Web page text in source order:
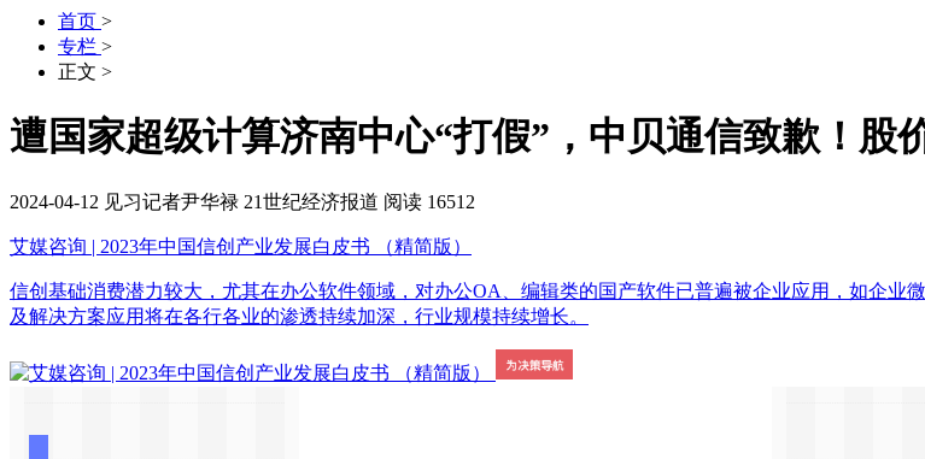
首页 >
专栏 >
正文 >
遭国家超级计算济南中心“打假”，中贝通信致歉！股
2024-04-12 见习记者尹华禄 21世纪经济报道 阅读 16512
艾媒咨询 | 2023年中国信创产业发展白皮书 （精简版）
信创基础消费潜力较大，尤其在办公软件领域，对办公OA、编辑类的国产软件已普遍被企业应用，如企业
及解决方案应用将在各行各业的渗透持续加深，行业规模持续增长。